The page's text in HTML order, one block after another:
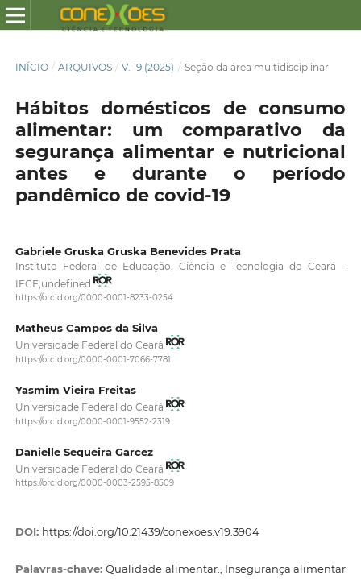
INÍCIO / ARQUIVOS / V. 19 (2025) / Seção da área multidisciplinar
Hábitos domésticos de consumo
alimentar: um comparativo da
segurança alimentar e nutricional
antes e durante o período
pandêmico de covid-19
Gabriele Gruska Gruska Benevides Prata
Instituto Federal de Educação, Ciência e Tecnologia do Ceará -
IFCE,undefined
https://orcid.org/0000-0001-8233-0254
Matheus Campos da Silva
Universidade Federal do Ceará
https://orcid.org/0000-0001-7066-7781
Yasmim Vieira Freitas
Universidade Federal do Ceará
https://orcid.org/0000-0001-9552-2319
Danielle Sequeira Garcez
Universidade Federal do Ceará
https://orcid.org/0000-0003-2595-8509
DOI: https://doi.org/10.21439/conexoes.v19.3904
Palavras-chave:Qualidade alimentar., Insegurança alimentar